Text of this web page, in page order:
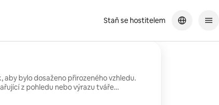
Staň se hostitelem
aby bylo dosaženo přirozeného vzhledu.
z pohledu nebo výrazu tváře